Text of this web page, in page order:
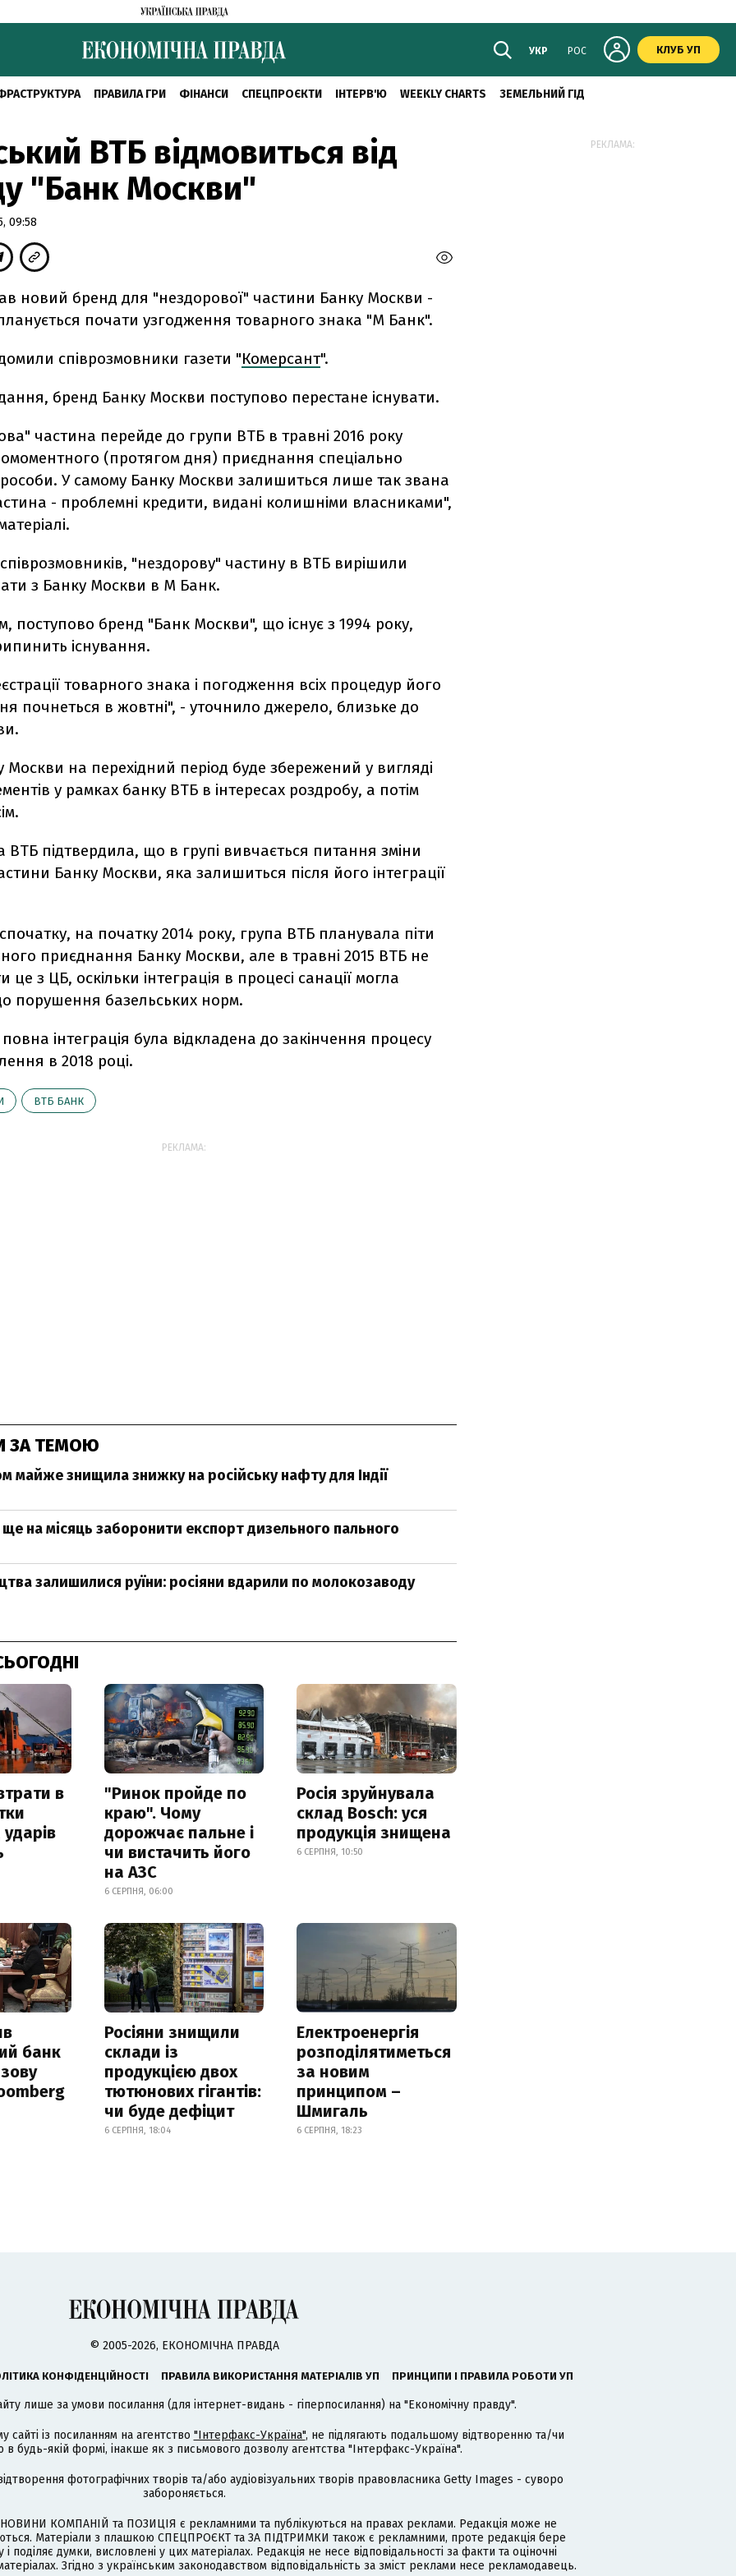
УКР РОС КЛУБ УП
ПРАВИЛА ГРИ ФІНАНСИ СПЕЦПРОЄКТИ ІНТЕРВ'Ю WEEKLY CHARTS ЗЕМЕЛЬНИЙ ГІД
ВТБ відмовиться від
"Банк Москви"
09:58
новий бренд для "нездорової" частини Банку Москви -
почати узгодження товарного знака "М Банк".
співрозмовники газети "Комерсант".
бренд Банку Москви поступово перестане існувати.
частина перейде до групи ВТБ в травні 2016 року
(протягом дня) приєднання спеціально
У самому Банку Москви залишиться лише так звана
- проблемні кредити, видані колишніми власниками",
"нездорову" частину в ВТБ вирішили
з Банку Москви в М Банк.
поступово бренд "Банк Москви", що існує з 1994 року,
існування.
товарного знака і погодження всіх процедур його
почнеться в жовтні", - уточнило джерело, близьке до
Москви на перехідний період буде збережений у вигляді
у рамках банку ВТБ в інтересах роздробу, а потім
ВТБ підтвердила, що в групі вивчається питання зміни
Банку Москви, яка залишиться після його інтеграції
на початку 2014 року, група ВТБ планувала піти
приєднання Банку Москви, але в травні 2015 ВТБ не
це з ЦБ, оскільки інтеграція в процесі санації могла
порушення базельських норм.
повна інтеграція була відкладена до закінчення процесу
в 2018 році.
ВТБ БАНК
РЕКЛАМА:
ЗА ТЕМОЮ
майже знищила знижку на російську нафту для Індії
ще на місяць заборонити експорт дизельного пального
залишилися руїни: росіяни вдарили по молокозаводу
в
"Ринок пройде по
краю". Чому
дорожчає пальне і
чи вистачить його
на АЗС
6 СЕРПНЯ, 06:00
Росія зруйнувала
склад Bosch: уся
продукція знищена
6 СЕРПНЯ, 10:50
банк
Росіяни знищили
склади із
продукцією двох
тютюнових гігантів:
чи буде дефіцит
6 СЕРПНЯ, 18:04
Електроенергія
розподілятиметься
за новим
принципом –
Шмигаль
6 СЕРПНЯ, 18:23
РЕКЛАМА:
© 2005-2026, ЕКОНОМІЧНА ПРАВДА
КОНФІДЕНЦІЙНОСТІ ПРАВИЛА ВИКОРИСТАННЯ МАТЕРІАЛІВ УП ПРИНЦИПИ І ПРАВИЛА РОБОТИ УП
лише за умови посилання (для інтернет-видань - гіперпосилання) на "Економічну правду".
сайті із посиланням на агентство "Інтерфакс-Україна", не підлягають подальшому відтворенню та/чи
будь-якій формі, інакше як з письмового дозволу агентства "Інтерфакс-Україна".
фотографічних творів та/або аудіовізуальних творів правовласника Getty Images - суворо
забороняється.
НОВИНИ КОМПАНІЙ та ПОЗИЦІЯ є рекламними та публікуються на правах реклами. Редакція може не
Матеріали з плашкою СПЕЦПРОЄКТ та ЗА ПІДТРИМКИ також є рекламними, проте редакція бере
поділяє думки, висловлені у цих матеріалах. Редакція не несе відповідальності за факти та оціночні
Згідно з українським законодавством відповідальність за зміст реклами несе рекламодавець.